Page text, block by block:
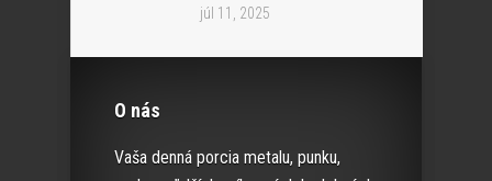
júl 11, 2025
O nás
Vaša denná porcia metalu, punku,